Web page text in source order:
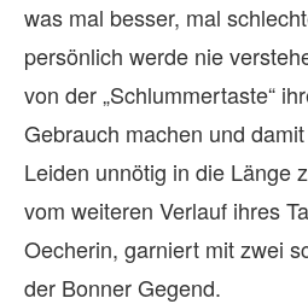
was mal besser, mal
persönlich werde nie
von der „Schlummertaste“
Gebrauch machen und
Leiden unnötig in die Länge
vom weiteren Verlauf ihres
Oecherin, garniert mit zwei
der Bonner Gegend.